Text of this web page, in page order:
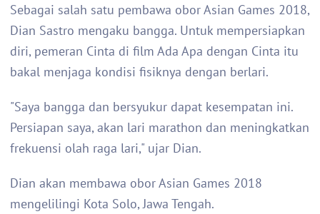
Sebagai salah satu pembawa obor Asian Games 2018,
Dian Sastro mengaku bangga. Untuk mempersiapkan
diri, pemeran Cinta di film Ada Apa dengan Cinta itu
bakal menjaga kondisi fisiknya dengan berlari.
"Saya bangga dan bersyukur dapat kesempatan ini.
Persiapan saya, akan lari marathon dan meningkatkan
frekuensi olah raga lari," ujar Dian.
Dian akan membawa obor Asian Games 2018
mengelilingi Kota Solo, Jawa Tengah.